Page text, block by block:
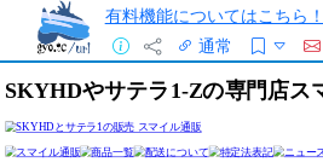
有料機能についてはこちら！
通常